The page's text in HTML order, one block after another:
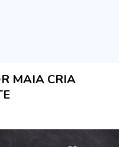
MAIA CRIA